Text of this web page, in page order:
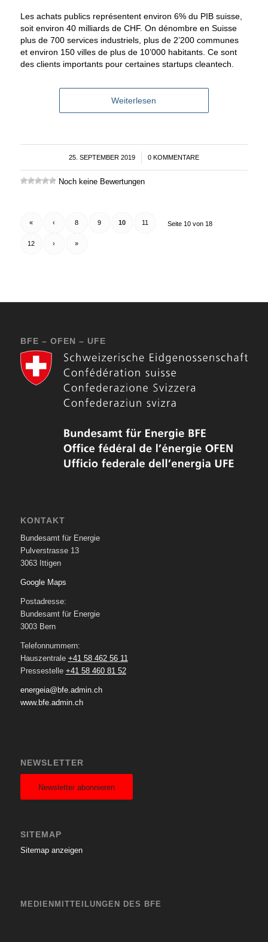
Les achats publics représentent environ 6% du PIB suisse,
soit environ 40 milliards de CHF. On dénombre en Suisse
plus de 700 services industriels, plus de 2’200 communes
et environ 150 villes de plus de 10’000 habitants. Ce sont
des clients importants pour certaines startups cleantech.
Weiterlesen
25. SEPTEMBER 2019
/ 0 KOMMENTARE
Noch keine Bewertungen
Seite 10 von 18
« ‹ 8 9 10 11
12 › »
BFE – OFEN – UFE
KONTAKT
Bundesamt für Energie
Pulverstrasse 13
3063 Ittigen
Google Maps
Postadresse:
Bundesamt für Energie
3003 Bern
Telefonnummern:
Hauszentrale +41 58 462 56 11
Pressestelle +41 58 460 81 52
energeia@bfe.admin.ch
www.bfe.admin.ch
NEWSLETTER
Newsletter abonnieren
SITEMAP
Sitemap anzeigen
MEDIENMITTEILUNGEN DES BFE